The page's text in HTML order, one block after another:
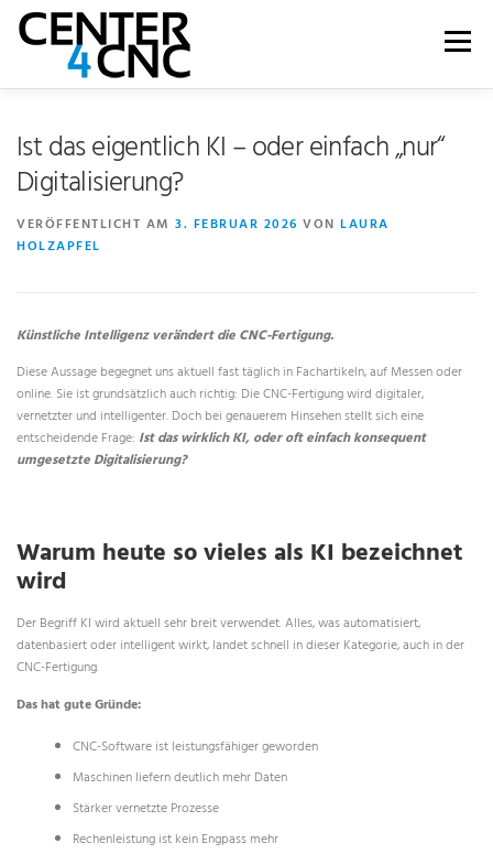
Menü
Ist das eigentlich KI – oder einfach „nur“
Digitalisierung?
VERÖFFENTLICHT AM 3. FEBRUAR 2026 VON LAURA
HOLZAPFEL
Künstliche Intelligenz verändert die CNC-Fertigung.
Diese Aussage begegnet uns aktuell fast täglich in Fachartikeln, auf Messen oder
online. Sie ist grundsätzlich auch richtig: Die CNC-Fertigung wird digitaler,
vernetzter und intelligenter. Doch bei genauerem Hinsehen stellt sich eine
entscheidende Frage: Ist das wirklich KI,oder oft einfach konsequent
umgesetzte Digitalisierung?
Warum heute so vieles als KI bezeichnet
wird
Der Begriff KI wird aktuell sehr breit verwendet. Alles, was automatisiert,
datenbasiert oder intelligent wirkt, landet schnell in dieser Kategorie, auch in der
CNC-Fertigung.
Das hat gute Gründe:
CNC-Software ist leistungsfähiger geworden
Maschinen liefern deutlich mehr Daten
Stärker vernetzte Prozesse
Rechenleistung ist kein Engpass mehr